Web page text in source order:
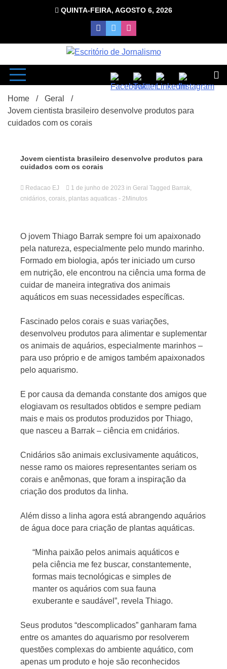
QUINTA-FEIRA, AGOSTO 6, 2026
de
com Luciana Leão
Home
Geral
Jovem cientista brasileiro desenvolve produtos para
cuidados com os corais
Jovem cientista brasileiro desenvolve produtos para
cuidados com os corais
Redacao EJ 1 de junho de 2023 in Geral Tagged Barrak,
cnidários, corais, plantas aquaticas - 2Minutos
O jovem Thiago Barrak sempre foi um apaixonado
pela natureza, especialmente pelo mundo marinho.
Formado em biologia, após ter iniciado um curso
em nutrição, ele encontrou na ciência uma forma de
cuidar de maneira integrativa dos animais
aquáticos em suas necessidades específicas.
Fascinado pelos corais e suas variações,
desenvolveu produtos para alimentar e suplementar
os animais de aquários, especialmente marinhos –
para uso próprio e de amigos também apaixonados
pelo aquarismo.
E por causa da demanda constante dos amigos que
elogiavam os resultados obtidos e sempre pediam
mais e mais os produtos produzidos por Thiago,
que nasceu a Barrak – ciência em cnidários.
Cnidários são animais exclusivamente aquáticos,
nesse ramo os maiores representantes seriam os
corais e anêmonas, que foram a inspiração da
criação dos produtos da linha.
Além disso a linha agora está abrangendo aquários
de água doce para criação de plantas aquáticas.
“Minha paixão pelos animais aquáticos e
pela ciência me fez buscar, constantemente,
formas mais tecnológicas e simples de
manter os aquários com sua fauna
exuberante e saudável”, revela Thiago.
Seus produtos “descomplicados” ganharam fama
entre os amantes do aquarismo por resolverem
questões complexas do ambiente aquático, com
apenas um produto e hoje são reconhecidos